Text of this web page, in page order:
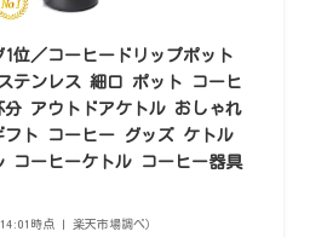
1位／コーヒードリップポット
テンレス 細口 ポット コーヒ
アウトドアケトル おしゃれ
ト コーヒー グッズ ケトル
コーヒーケトル コーヒー器具
時点 | 楽天市場調べ）